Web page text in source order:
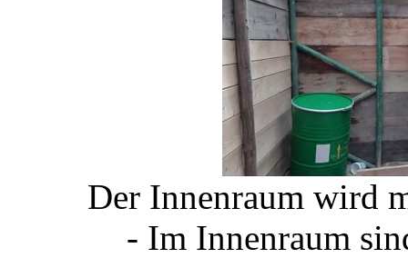
Der Innenraum wird
- Im Innenraum